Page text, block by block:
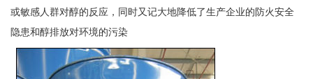
或敏感人群对醇的反应，同时又记大地降低了生产企业的防火安全
隐患和醇排放对环境的污染